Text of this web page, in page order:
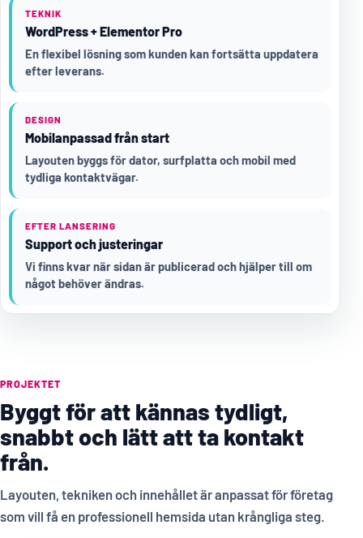
TEKNIK
WordPress + Elementor Pro
En flexibel lösning som kunden kan fortsätta uppdatera
efter leverans.
DESIGN
Mobilanpassad från start
Layouten byggs för dator, surfplatta och mobil med
tydliga kontaktvägar.
EFTER LANSERING
Support och justeringar
Vi finns kvar när sidan är publicerad och hjälper till om
något behöver ändras.
PROJEKTET
Byggt för att kännas tydligt,
snabbt och lätt att ta kontakt
från.
Layouten, tekniken och innehållet är anpassat för företag
som vill få en professionell hemsida utan krångliga steg.